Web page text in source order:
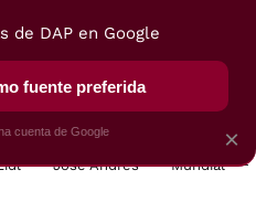
VEGUI
José Andrés Mundial
×
de DAP en Google
fuente preferida
cuenta de Google